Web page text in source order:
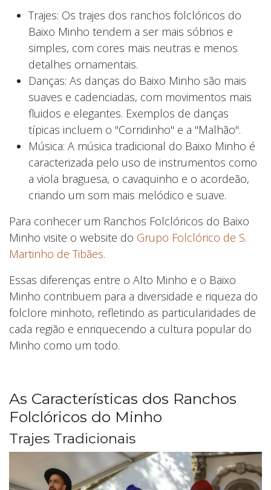
Trajes: Os trajes dos ranchos folclóricos do
Baixo Minho tendem a ser mais sóbrios e
simples, com cores mais neutras e menos
detalhes ornamentais.
Danças: As danças do Baixo Minho são mais
suaves e cadenciadas, com movimentos mais
fluidos e elegantes. Exemplos de danças
típicas incluem o "Corridinho" e a "Malhão".
Música: A música tradicional do Baixo Minho é
caracterizada pelo uso de instrumentos como
a viola braguesa, o cavaquinho e o acordeão,
criando um som mais melódico e suave.
Para conhecer um Ranchos Folclóricos do Baixo
Minho visite o website do Grupo Folclórico de S.
Martinho de Tibães.
Essas diferenças entre o Alto Minho e o Baixo
Minho contribuem para a diversidade e riqueza do
folclore minhoto, refletindo as particularidades de
cada região e enriquecendo a cultura popular do
Minho como um todo.
As Características dos Ranchos
Folclóricos do Minho
Trajes Tradicionais